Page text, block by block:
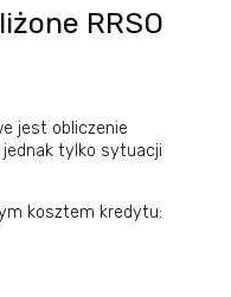
RRSO
jest obliczenie
tylko sytuacji
kosztem kredytu: